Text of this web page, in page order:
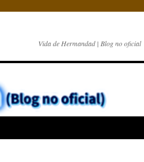
Vida de Hermandad | Blog no oficial